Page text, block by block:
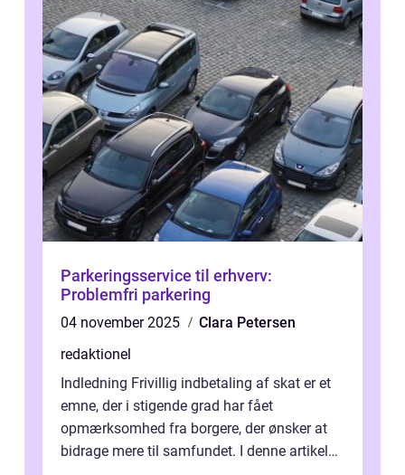
Parkeringsservice til erhverv:
Problemfri parkering
04 november 2025
Clara Petersen
redaktionel
Indledning Frivillig indbetaling af skat er et
emne, der i stigende grad har fået
opmærksomhed fra borgere, der ønsker at
bidrage mere til samfundet. I denne artikel